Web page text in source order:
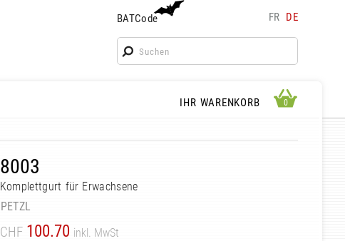
BATCode FR DE
BATCode
Geben Sie Ihren Namen ein und bestätigen
IHR WARENKORB 0 0
8003
Komplettgurt für Erwachsene
PETZL
CHF 100.70 inkl. MwSt